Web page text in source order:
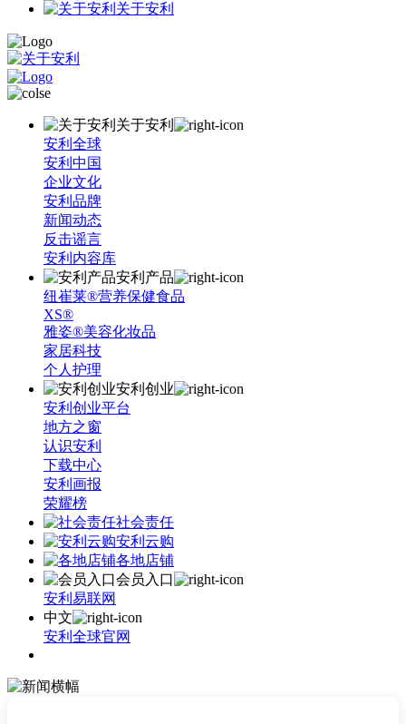
关于安利
关于安利
安利全球
安利中国
企业文化
安利品牌
新闻动态
反击谣言
安利内容库
安利产品
纽崔莱®营养保健食品
XS®
雅姿®美容化妆品
家居科技
个人护理
安利创业
安利创业平台
地方之窗
认识安利
下载中心
安利画报
荣耀榜
社会责任
安利云购
各地店铺
会员入口
安利易联网
中文
安利全球官网